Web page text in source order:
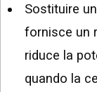
Sostituire
fornisce un
riduce la
quando la